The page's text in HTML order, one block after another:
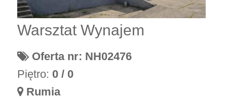
Warsztat Wynajem
Oferta nr: NH02476
Piętro: 0 / 0
Rumia